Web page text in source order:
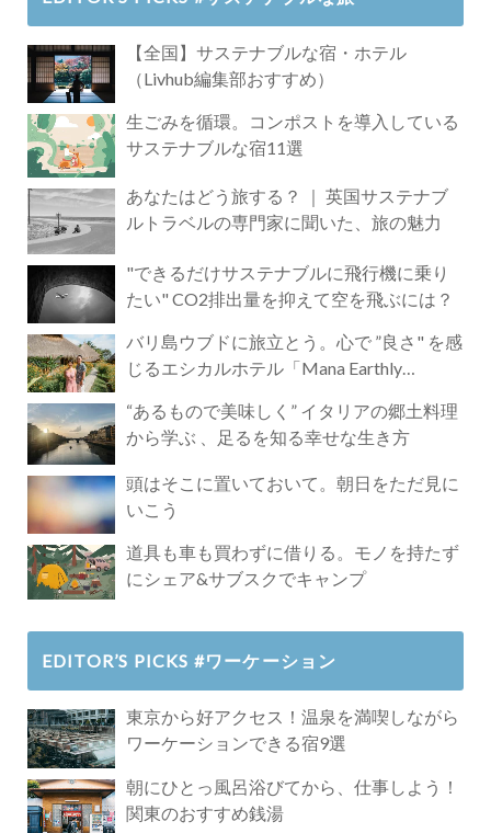
【全国】サステナブルな宿・ホテル
（Livhub編集部おすすめ）
生ごみを循環。コンポストを導入している
サステナブルな宿11選
あなたはどう旅する？ ｜ 英国サステナブ
ルトラベルの専門家に聞いた、旅の魅力
"できるだけサステナブルに飛行機に乗り
たい" CO2排出量を抑えて空を飛ぶには？
バリ島ウブドに旅立とう。心で ”良さ" を感
じるエシカルホテル「Mana Earthly
“あるもので美味しく” イタリアの郷土料理
から学ぶ 、足るを知る幸せな生き方
頭はそこに置いておいて。朝日をただ見に
いこう
道具も車も買わずに借りる。モノを持たず
にシェア&サブスクでキャンプ
EDITOR’S PICKS #ワーケーション
東京から好アクセス！温泉を満喫しながら
ワーケーションできる宿9選
朝にひとっ風呂浴びてから、仕事しよう！
関東のおすすめ銭湯